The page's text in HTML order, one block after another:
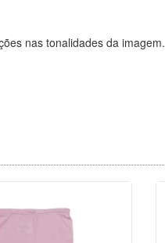
nas tonalidades da imagem.